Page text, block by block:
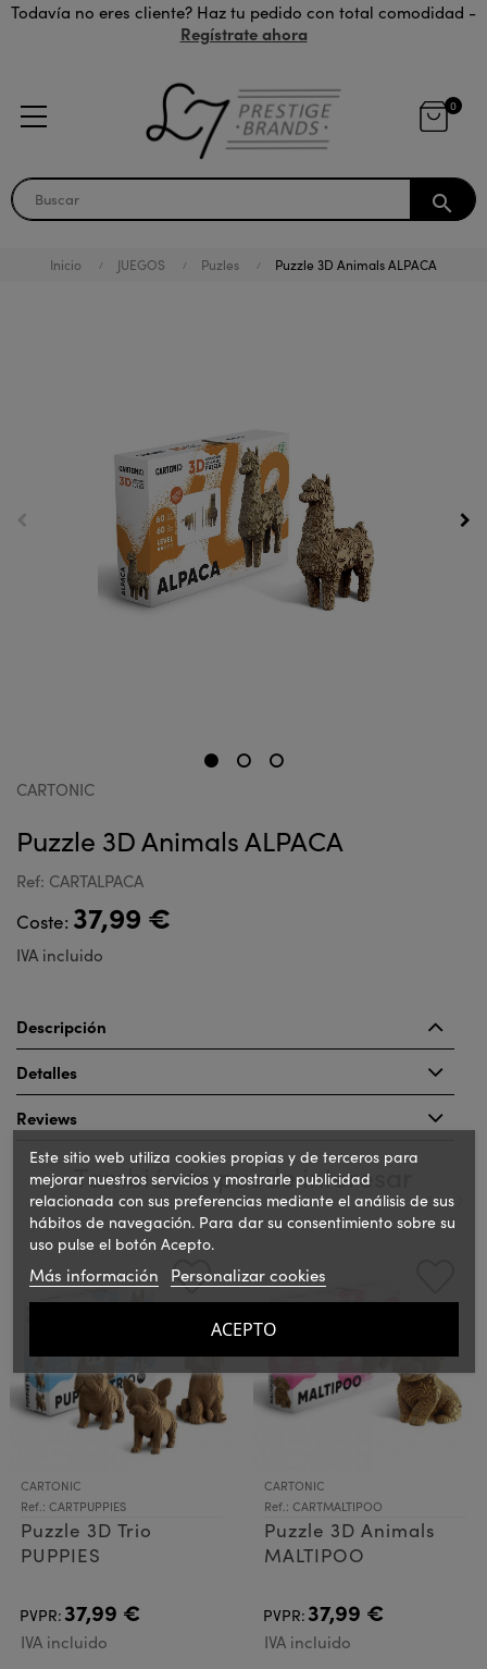
Todavía no eres cliente? Haz tu pedido con total comodidad -
Regístrate ahora
0
search
Inicio JUEGOS Puzles Puzzle 3D Animals ALPACA
CARTONIC
Puzzle 3D Animals ALPACA
Ref: CARTALPACA
Coste: 37,99 €
IVA incluido
Descripción
Detalles
Reviews
También te puede interesar
CARTONIC
Ref.: CARTPUPPIES
Puzzle 3D Trio
PUPPIES
PVPR:37,99 €
IVA incluido
CARTONIC
Ref.: CARTMALTIPOO
Puzzle 3D Animals
MALTIPOO
PVPR:37,99 €
IVA incluido
Este sitio web utiliza cookies propias y de terceros para
mejorar nuestros servicios y mostrarle publicidad
relacionada con sus preferencias mediante el análisis de sus
hábitos de navegación. Para dar su consentimiento sobre su
uso pulse el botón Acepto.
Más información Personalizar cookies
ACEPTO